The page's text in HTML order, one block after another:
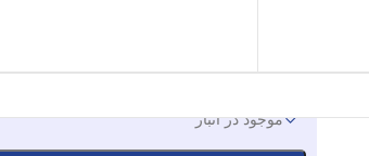
موجود در انبار